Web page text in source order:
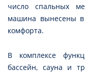
число спальных
машина вынесены в
комфорта.
В комплексе
бассейн, сауна и